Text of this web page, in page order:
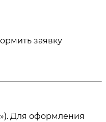
заявку
Для оформления